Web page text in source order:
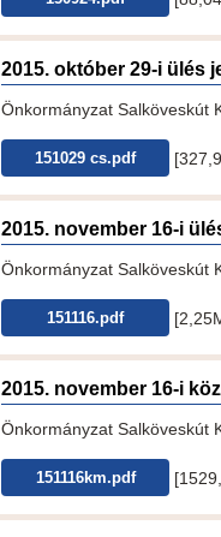
2015. október 29-i ülés
Önkormányzat Salköveskút
151029 cs.pdf
2015. november 16-i
Önkormányzat Salköveskút
151116.pdf
2015. november 16-i
Önkormányzat Salköveskút
151116km.pdf